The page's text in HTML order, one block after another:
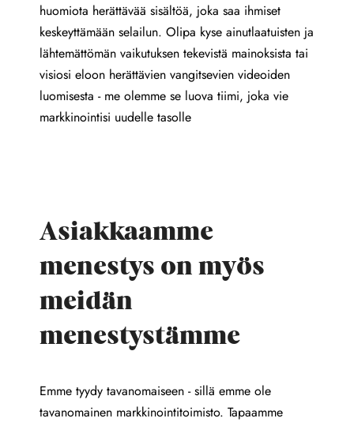
huomiota herättävää sisältöä, joka saa ihmiset
keskeyttämään selailun. Olipa kyse ainutlaatuisten ja
lähtemättömän vaikutuksen tekevistä mainoksista tai
visiosi eloon herättävien vangitsevien videoiden
luomisesta - me olemme se luova tiimi, joka vie
markkinointisi uudelle tasolle
Asiakkaamme
menestys on myös
meidän
menestystämme
Emme tyydy tavanomaiseen - sillä emme ole
tavanomainen markkinointitoimisto. Tapaamme